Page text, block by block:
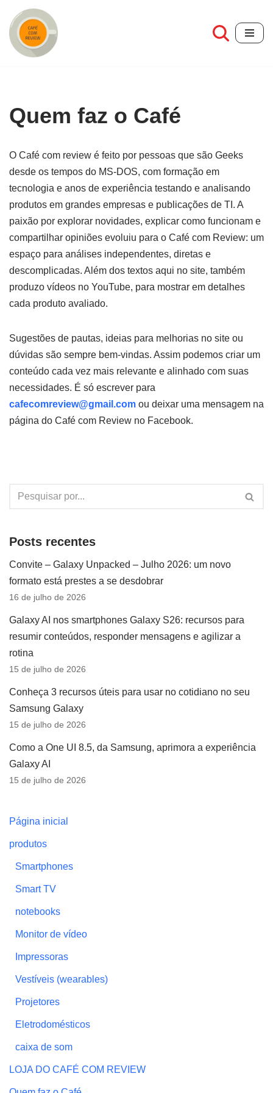
Pular
para
Quem faz o Café
O Café com review é feito por pessoas que são Geeks
desde os tempos do MS-DOS, com formação em
tecnologia e anos de experiência testando e analisando
produtos em grandes empresas e publicações de TI. A
paixão por explorar novidades, explicar como funcionam e
compartilhar opiniões evoluiu para o Café com Review: um
espaço para análises independentes, diretas e
descomplicadas. Além dos textos aqui no site, também
produzo vídeos no YouTube, para mostrar em detalhes
cada produto avaliado.
Sugestões de pautas, ideias para melhorias no site ou
dúvidas são sempre bem-vindas. Assim podemos criar um
conteúdo cada vez mais relevante e alinhado com suas
necessidades. É só escrever para
cafecomreview@gmail.com ou deixar uma mensagem na
página do Café com Review no Facebook.
Posts recentes
Convite – Galaxy Unpacked – Julho 2026: um novo
formato está prestes a se desdobrar
16 de julho de 2026
Galaxy AI nos smartphones Galaxy S26: recursos para
resumir conteúdos, responder mensagens e agilizar a
rotina
15 de julho de 2026
Conheça 3 recursos úteis para usar no cotidiano no seu
Samsung Galaxy
15 de julho de 2026
Como a One UI 8.5, da Samsung, aprimora a experiência
Galaxy AI
15 de julho de 2026
Página inicial
produtos
Smartphones
Smart TV
notebooks
Monitor de vídeo
Impressoras
Vestíveis (wearables)
Projetores
Eletrodomésticos
caixa de som
LOJA DO CAFÉ COM REVIEW